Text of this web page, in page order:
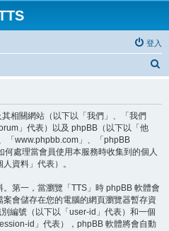
登入
相關網站（以下以「我們」、「我們
」代表）以及 phpBB（以下以「他
「www.phpbb.com」、「phpBB
處理當會員使用本服務時收集到的個人
資料」代表）。
第一，當瀏覽「TTS」時 phpBB 軟體會
會儲存在您的電腦的網頁瀏覽器暫存資
編號（以下以「user-id」代表）和一個
id」代表），phpBB 軟體將會自動